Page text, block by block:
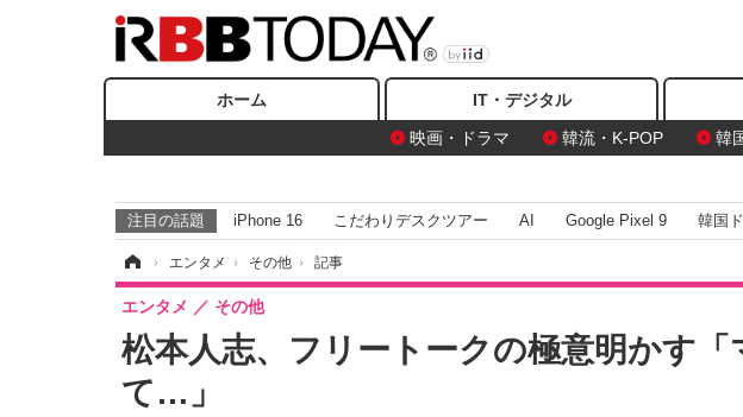
ホーム IT・デジタル
映画・ドラマ
韓流・K-POP 韓
注目の話題 iPhone 16 こだわりデスクツアー AI Google Pixel 9 韓国
› エンタメ › その他 › 記事
松本人志、フリートークの極意明かす
て…」
エンタメ その他